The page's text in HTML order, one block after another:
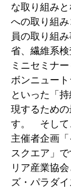
な取り組み
への取り組
員の取り組
省、繊維系
ミニセミナ
ボンニュー
といった「
現するため
す。　そし
主催者企画
スクエア」
リア産業協
ズ・パラダ